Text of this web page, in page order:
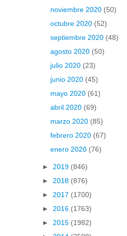
noviembre 2020 (50)
octubre 2020 (52)
septiembre 2020 (48)
agosto 2020 (50)
julio 2020 (23)
junio 2020 (45)
mayo 2020 (61)
abril 2020 (69)
marzo 2020 (85)
febrero 2020 (67)
enero 2020 (76)
► 2019 (846)
► 2018 (876)
► 2017 (1700)
► 2016 (1763)
► 2015 (1982)